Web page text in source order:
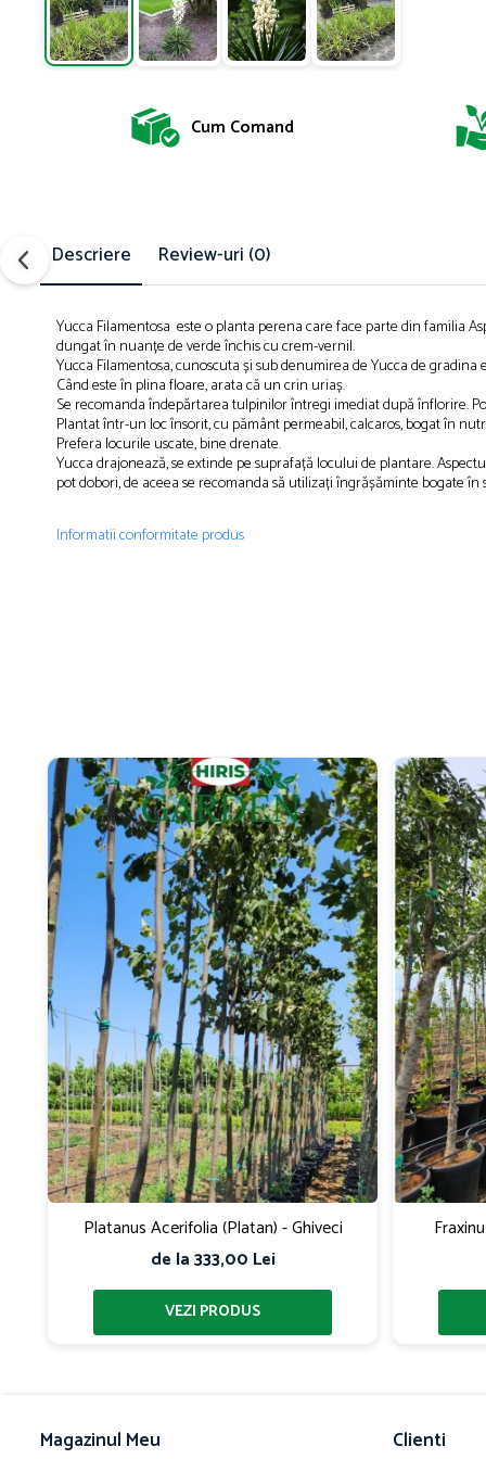
Despre noiContact
Cum Comand
Descriere Review-uri (0)
Yucca Filamentosa este o planta perena care face parte din familia
dungat în nuanțe de verde închis cu crem-vernil.
Yucca Filamentosa, cunoscuta și sub denumirea de Yucca de
Când este în plina floare, arata că un crin uriaș.
Se recomanda îndepărtarea tulpinilor întregi imediat după înflorire.
Plantat într-un loc însorit, cu pământ permeabil, calcaros, bogat în
Prefera locurile uscate, bine drenate.
Yucca drajonează, se extinde pe suprafață locului de plantare.
pot dobori, de aceea se recomanda să utilizați îngrășăminte bogate
Informatii conformitate produs
Platanus Acerifolia (Platan) - Ghiveci
de la 333,00 Lei
Magazinul Meu Clienti